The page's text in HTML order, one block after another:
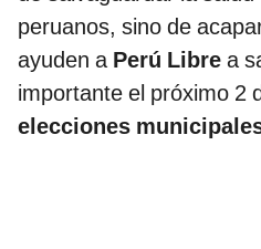
peruanos, sino de
ayuden aPerú Libre a
importante el próximo 2
elecciones